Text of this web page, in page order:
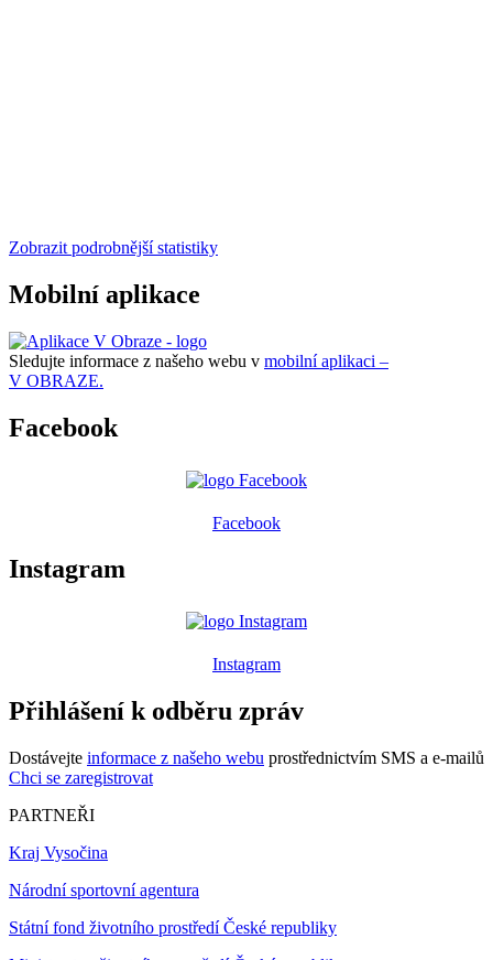
Zobrazit podrobnější statistiky
Mobilní aplikace
Sledujte informace z našeho webu v mobilní aplikaci –
V OBRAZE.
Facebook
Facebook
Instagram
Instagram
Přihlášení k odběru zpráv
Dostávejte informace z našeho webu prostřednictvím SMS a e-mailů
Chci se zaregistrovat
PARTNEŘI
Kraj Vysočina
Národní sportovní agentura
Státní fond životního prostředí České republiky